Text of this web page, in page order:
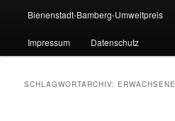
Bienenstadt-Bamberg-Umweltpreis
Impressum Datenschutz
SCHLAGWORTARCHIV: ERWACHSENE